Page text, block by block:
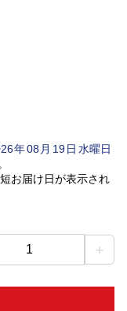
年08 月 19日水曜日
お届け日が表示され
1 ＋